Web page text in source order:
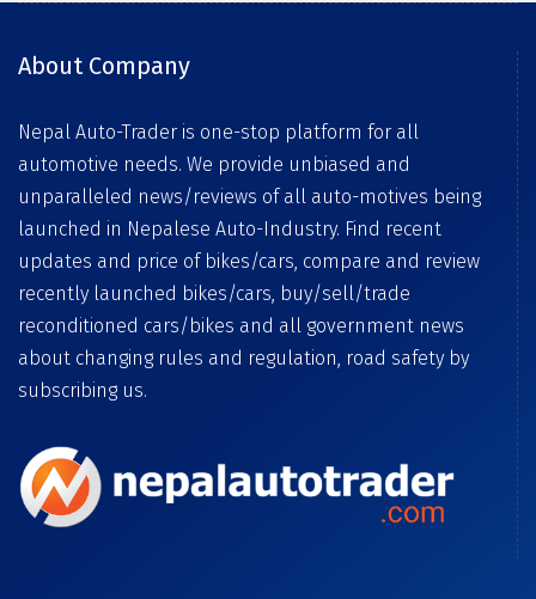
About Company
Nepal Auto-Trader is one-stop platform for all
automotive needs. We provide unbiased and
unparalleled news/reviews of all auto-motives being
launched in Nepalese Auto-Industry. Find recent
updates and price of bikes/cars, compare and review
recently launched bikes/cars, buy/sell/trade
reconditioned cars/bikes and all government news
about changing rules and regulation, road safety by
subscribing us.